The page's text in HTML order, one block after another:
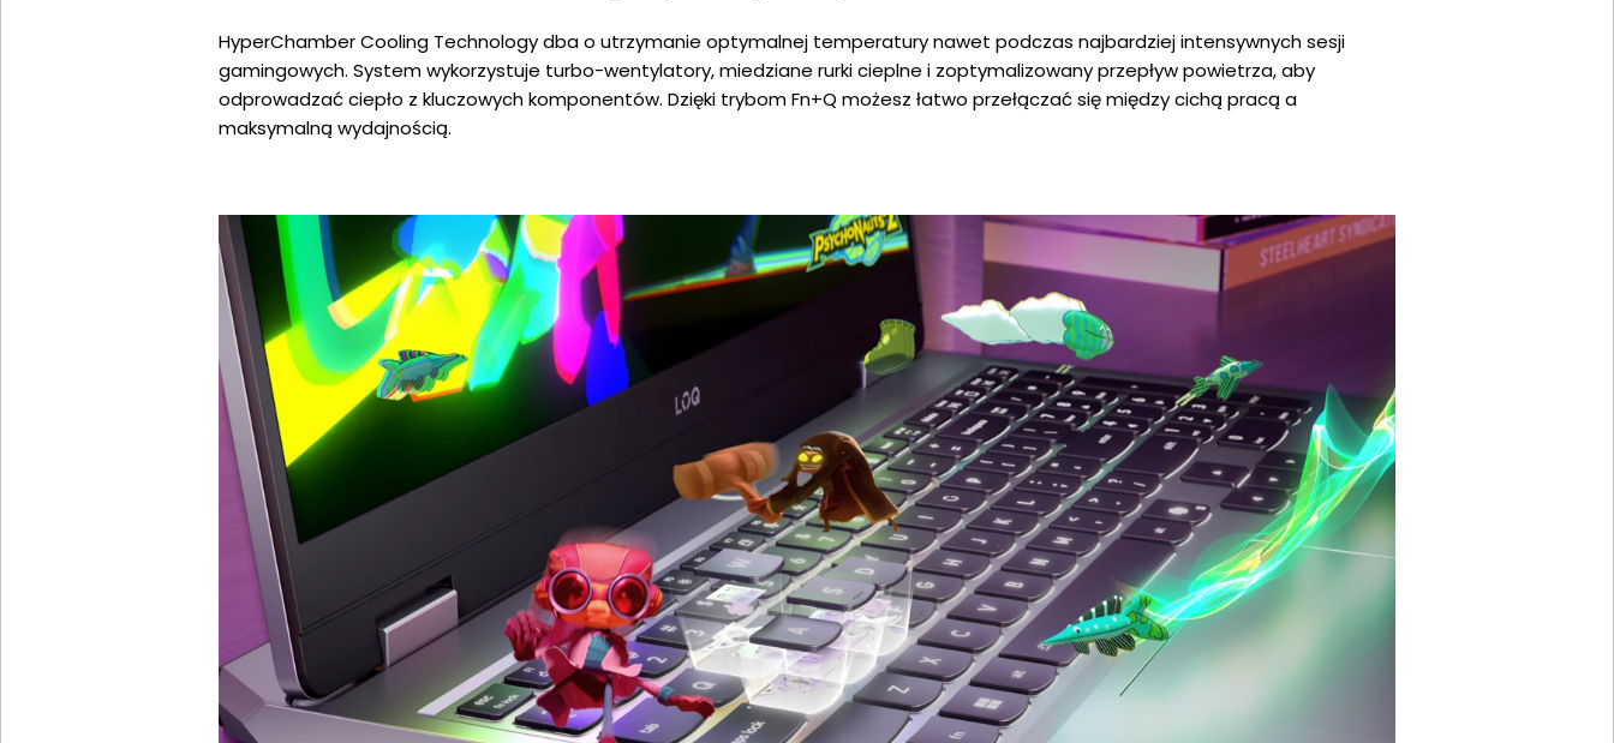
HyperChamber Cooling Technology dba o utrzymanie optymalnej temperatury nawet podczas najbardziej intensywnych sesji
gamingowych. System wykorzystuje turbo-wentylatory, miedziane rurki cieplne i zoptymalizowany przepływ powietrza, aby
odprowadzać ciepło z kluczowych komponentów. Dzięki trybom Fn+Q możesz łatwo przełączać się między cichą pracą a
maksymalną wydajnością.